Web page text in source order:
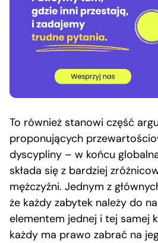
To również stanowi część
proponujących
dyscypliny – w końcu
składa się z bardziej
mężczyźni. Jednym z
że każdy zabytek należy do
elementem jednej i tej samej
każdy ma prawo zabrać na